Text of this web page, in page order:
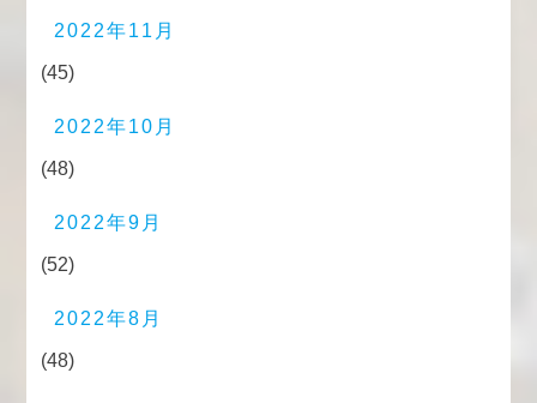
2022年11月
(45)
2022年10月
(48)
2022年9月
(52)
2022年8月
(48)